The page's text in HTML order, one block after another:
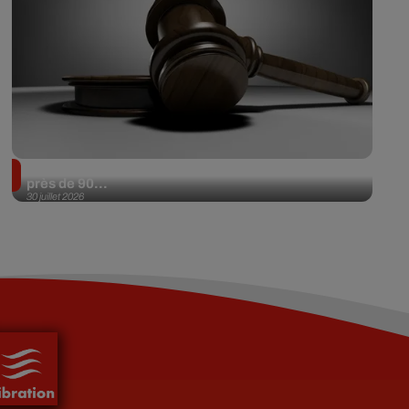
30 juillet 2026
près de 90...